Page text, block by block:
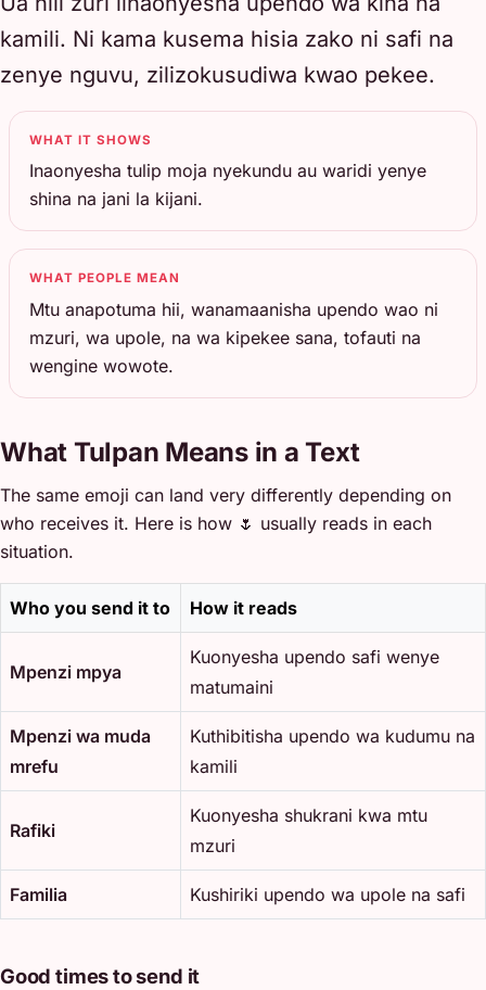
kamili. Ni kama kusema hisia zako ni safi na
zenye nguvu, zilizokusudiwa kwao pekee.
WHAT IT SHOWS
Inaonyesha tulip moja nyekundu au waridi yenye
shina na jani la kijani.
WHAT PEOPLE MEAN
Mtu anapotuma hii, wanamaanisha upendo wao ni
mzuri, wa upole, na wa kipekee sana, tofauti na
wengine wowote.
What Tulpan Means in a Text
The same emoji can land very differently depending on
who receives it. Here is how 🌷 usually reads in each
situation.
Who you send it to How it reads
Mpenzi mpya
Kuonyesha upendo safi wenye
matumaini
Mpenzi wa muda
mrefu
Kuthibitisha upendo wa kudumu na
kamili
Rafiki
Kuonyesha shukrani kwa mtu
mzuri
Familia Kushiriki upendo wa upole na safi
Good times to send it